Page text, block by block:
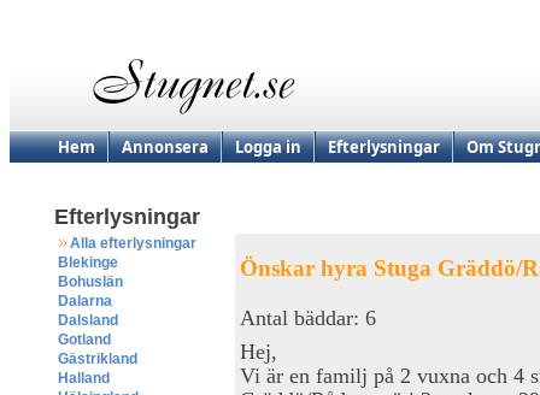
Hem Annonsera Logga in Efterlysningar Om
Efterlysningar
Alla efterlysningar
Blekinge
Bohuslän
Dalarna
Dalsland
Gotland
Gästrikland
Halland
Önskar hyra Stuga Gräddö/
Antal bäddar: 6
Hej,
Vi är en familj på 2 vuxna och 4